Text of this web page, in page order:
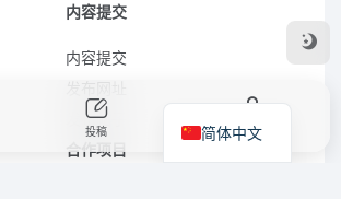
内容提交
内容提交
发布帖子
合作项目
投稿 我的
简体中文